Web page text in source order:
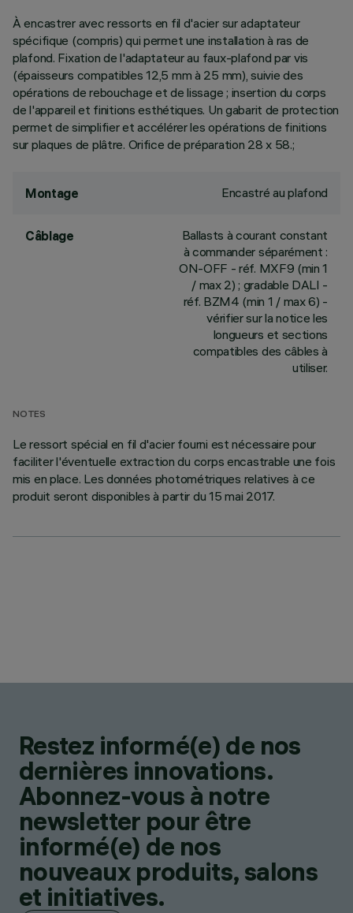
À encastrer avec ressorts en fil d'acier sur adaptateur
spécifique (compris) qui permet une installation à ras de
plafond. Fixation de l'adaptateur au faux-plafond par vis
(épaisseurs compatibles 12,5 mm à 25 mm), suivie des
opérations de rebouchage et de lissage ; insertion du corps
de l'appareil et finitions esthétiques. Un gabarit de protection
permet de simplifier et accélérer les opérations de finitions
sur plaques de plâtre. Orifice de préparation 28 x 58.;
Montage Encastré au plafond
Câblage
Ballasts à courant constant
à commander séparément :
ON-OFF - réf. MXF9 (min 1
/ max 2) ; gradable DALI -
réf. BZM4 (min 1 / max 6) -
vérifier sur la notice les
longueurs et sections
compatibles des câbles à
utiliser.
NOTES
Le ressort spécial en fil d'acier fourni est nécessaire pour
faciliter l'éventuelle extraction du corps encastrable une fois
mis en place. Les données photométriques relatives à ce
produit seront disponibles à partir du 15 mai 2017.
Restez informé(e) de nos
dernières innovations.
Abonnez-vous à notre
newsletter pour être
informé(e) de nos
nouveaux produits, salons
et initiatives.